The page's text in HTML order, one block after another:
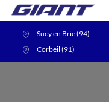
Sucy en Brie (94)
Corbeil (91)